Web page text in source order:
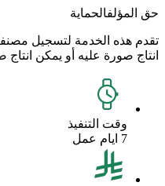
حق المؤلفالحماية
تقدم هذه الخدمة لتسجيل
انتاج صورة عليه أو يمكن
وقت التنفيذ
7 ايام عمل